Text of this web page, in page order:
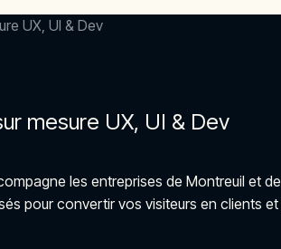
UX, UI & Dev
mesure UX, UI & Dev
les entreprises de Montreuil et
pour convertir vos visiteurs en clients